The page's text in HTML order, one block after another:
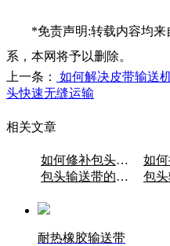
*免责声明:转载内容均来
系，本网将予以删除。
上一条：
如何解决皮带输送
头快速无缝运输
相关文章
如何修补包头输送带的磨损？
包头输送带的电机类型有哪些？
耐热橡胶输送带